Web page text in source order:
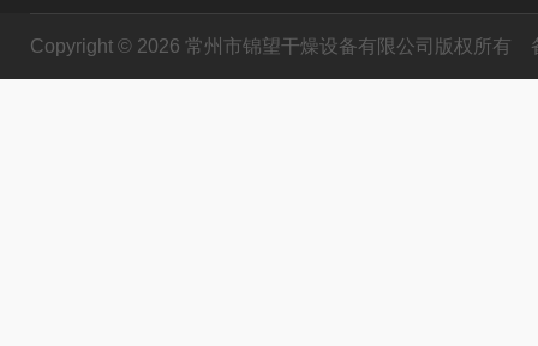
Copyright © 2026 常州市锦望干燥设备有限公司版权所有